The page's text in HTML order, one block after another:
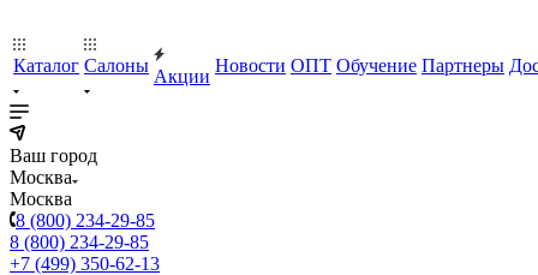
Каталог Салоны
Акции
Новости ОПТ Обучение Партнеры
Ваш город
Москва
Москва
8 (800) 234-29-85
8 (800) 234-29-85
+7 (499) 350-62-13